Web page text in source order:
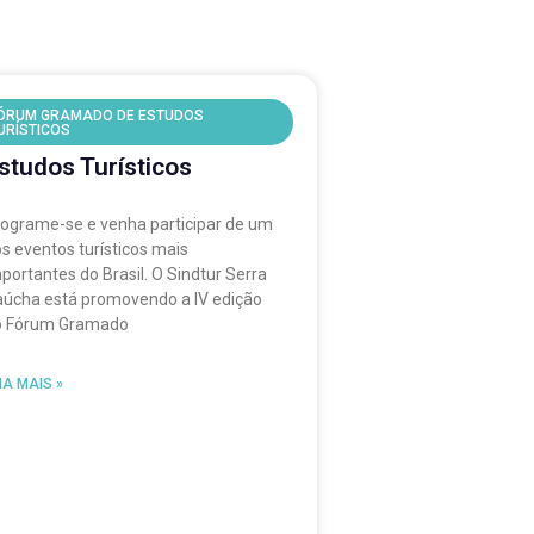
GRAMADO DE ESTUDOS
Gramado de
Turísticos
se e venha participar de um
eventos turísticos mais
do Brasil. O Sindtur Serra
está promovendo a IV edição
Fórum Gramado
MAIS »